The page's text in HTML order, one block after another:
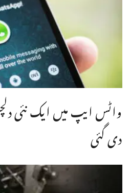
واٹس ایپ میں ایک
دی گئی